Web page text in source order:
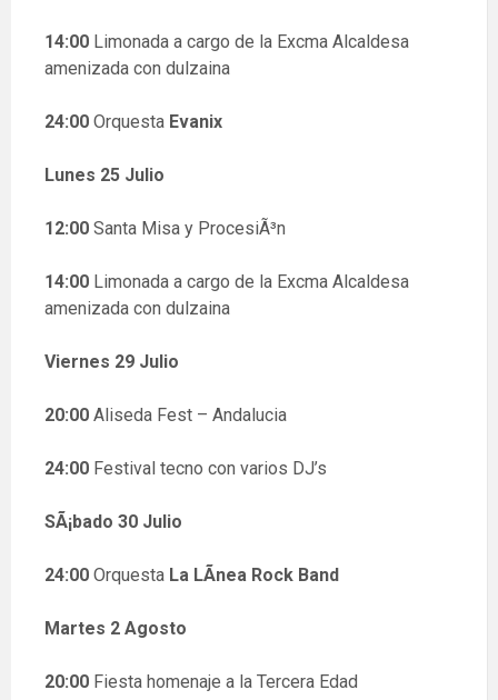
14:00 Limonada a cargo de la Excma Alcaldesa
amenizada con dulzaina
24:00 Orquesta Evanix
Lunes 25 Julio
12:00 Santa Misa y ProcesiÃ³n
14:00 Limonada a cargo de la Excma Alcaldesa
amenizada con dulzaina
Viernes 29 Julio
20:00 Aliseda Fest – Andalucia
24:00 Festival tecno con varios DJ’s
SÃ¡bado 30 Julio
24:00 Orquesta La LÃ­nea Rock Band
Martes 2 Agosto
20:00 Fiesta homenaje a la Tercera Edad